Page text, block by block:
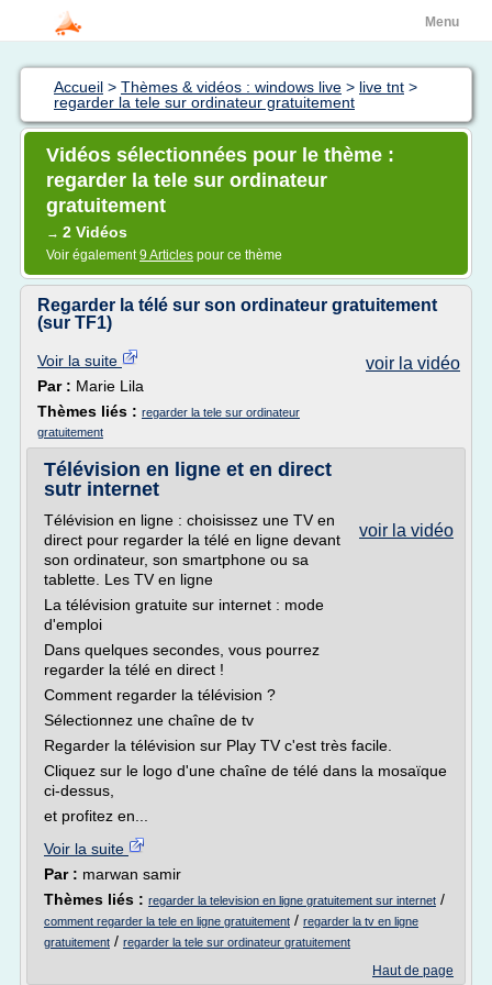
Menu
Accueil > Thèmes & vidéos : windows live > live tnt >
regarder la tele sur ordinateur gratuitement
Vidéos sélectionnées pour le thème :
regarder la tele sur ordinateur
gratuitement
→ 2 Vidéos
Voir également9 Articles pour ce thème
Regarder la télé sur son ordinateur gratuitement
(sur TF1)
voir la vidéo
Voir la suite
Par : Marie Lila
Thèmes liés : regarder la tele sur ordinateur
gratuitement
Télévision en ligne et en direct
sutr internet
voir la vidéo
Télévision en ligne : choisissez une TV en
direct pour regarder la télé en ligne devant
son ordinateur, son smartphone ou sa
tablette. Les TV en ligne
La télévision gratuite sur internet : mode
d'emploi
Dans quelques secondes, vous pourrez
regarder la télé en direct !
Comment regarder la télévision ?
Sélectionnez une chaîne de tv
Regarder la télévision sur Play TV c'est très facile.
Cliquez sur le logo d'une chaîne de télé dans la mosaïque
ci-dessus,
et profitez en...
Voir la suite
Par : marwan samir
Thèmes liés : regarder la television en ligne gratuitement sur internet /
comment regarder la tele en ligne gratuitement / regarder la tv en ligne
gratuitement / regarder la tele sur ordinateur gratuitement
Haut de page